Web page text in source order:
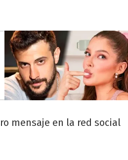
mensaje en la red social